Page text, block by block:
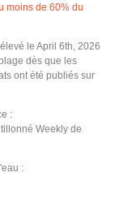
moins de 60% du
le April 6th, 2026
dès que les
ont été publiés sur
:
Weekly de
: